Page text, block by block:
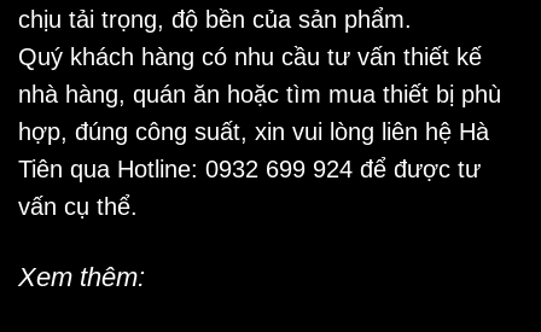
chịu tải trọng, độ bền của sản phẩm.
Quý khách hàng có nhu cầu tư vấn thiết kế
nhà hàng, quán ăn hoặc tìm mua thiết bị phù
hợp, đúng công suất, xin vui lòng liên hệ Hà
Tiên qua Hotline: 0932 699 924 để được tư
vấn cụ thể.
Xem thêm: